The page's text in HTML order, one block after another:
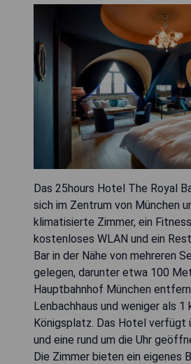
Das 25hours Hotel The Royal
sich im Zentrum von München
klimatisierte Zimmer, ein
kostenloses WLAN und ein
Bar in der Nähe von mehreren
gelegen, darunter etwa 100
Hauptbahnhof München
Lenbachhaus und weniger als 1
Königsplatz. Das Hotel verfügt
und eine rund um die Uhr
Die Zimmer bieten ein eigenes